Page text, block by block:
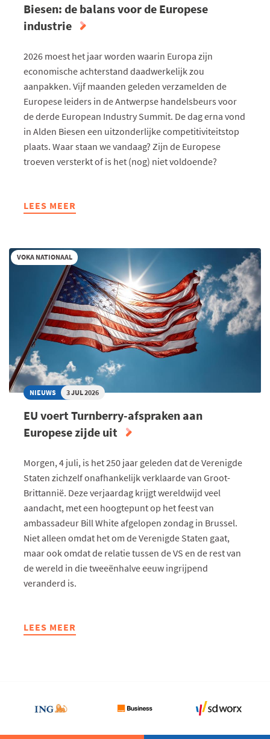
Biesen: de balans voor de Europese
industrie
2026 moest het jaar worden waarin Europa zijn
economische achterstand daadwerkelijk zou
aanpakken. Vijf maanden geleden verzamelden de
Europese leiders in de Antwerpse handelsbeurs voor
de derde European Industry Summit. De dag erna vond
in Alden Biesen een uitzonderlijke competitiviteitstop
plaats. Waar staan we vandaag? Zijn de Europese
troeven versterkt of is het (nog) niet voldoende?
LEES MEER
ABOUT
NA
ANTWERPEN
ALDEN
BIESEN:
BALANS
VOOR
DE
EUROPESE
INDUSTRIE
VOKA NATIONAAL
NIEUWS 3 JUL 2026
EU voert Turnberry-afspraken aan
Europese zijde uit
Morgen, 4 juli, is het 250 jaar geleden dat de Verenigde
Staten zichzelf onafhankelijk verklaarde van Groot-
Brittannië. Deze verjaardag krijgt wereldwijd veel
aandacht, met een hoogtepunt op het feest van
ambassadeur Bill White afgelopen zondag in Brussel.
Niet alleen omdat het om de Verenigde Staten gaat,
maar ook omdat de relatie tussen de VS en de rest van
de wereld in die tweeënhalve eeuw ingrijpend
veranderd is.
LEES MEER
ABOUT
EUROPESE